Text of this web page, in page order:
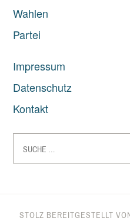
Wahlen
Partei
Impressum
Datenschutz
Kontakt
nach:
STOLZ BEREITGESTELLT